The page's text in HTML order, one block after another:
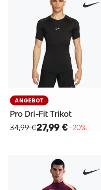
ANGEBOT
Pro Dri-Fit Trikot
34,99 €27,99 €−20%